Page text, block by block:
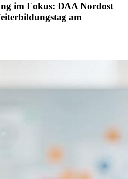
im Fokus: DAA Nordost
am